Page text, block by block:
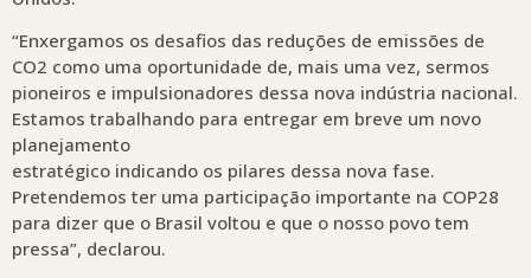
“Enxergamos os desafios das reduções de emissões de
CO2 como uma oportunidade de, mais uma vez, sermos
pioneiros e impulsionadores dessa nova indústria nacional.
Estamos trabalhando para entregar em breve um novo
planejamento
estratégico indicando os pilares dessa nova fase.
Pretendemos ter uma participação importante na COP28
para dizer que o Brasil voltou e que o nosso povo tem
pressa”, declarou.